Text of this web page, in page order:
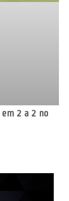
2 a 2 no